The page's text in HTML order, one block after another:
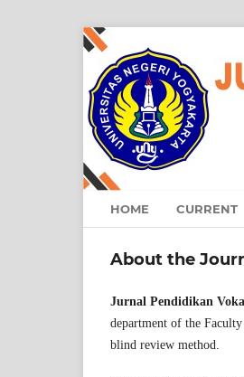
HOME CURRENT
About the
Jurnal Pendidikan
department of the
blind review method.